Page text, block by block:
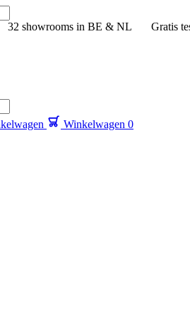
32 showrooms in BE & NL Gratis
Winkelwagen 0